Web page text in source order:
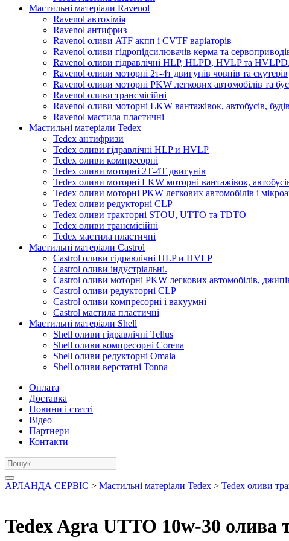
Мастильні матеріали Ravenol
Ravenol автохімія
Ravenol антифриз
Ravenol оливи ATF акпп і CVTF варіаторів
Ravenol оливи гідропідсилювачів керма та
Ravenol оливи гідравлічні HLP, HLPD, HVLP та HVLPD.
Ravenol оливи моторні 2т-4т двигунів човнів та скутерів
Ravenol оливи моторні PKW легкових автомобілів та
Ravenol оливи трансмісійні
Ravenol оливи моторні LKW вантажівок, автобусів,
Ravenol мастила пластичні
Мастильні матеріали Tedex
Tedex антифризи
Tedex оливи гідравлічні HLP и HVLP
Tedex оливи компресорні
Tedex оливи моторні 2Т-4Т двигунів
Tedex оливи моторні LKW моторні вантажівок,
Tedex оливи моторні PKW легкових автомобілів і
Tedex оливи редукторні CLP
Tedex оливи тракторні STOU, UTTO та TDTO
Tedex оливи трансмісійні
Tedex мастила пластичні
Мастильні матеріали Castrol
Castrol оливи гідравлічні HLP и HVLP
Castrol оливи індустріальні.
Castrol оливи моторні PKW легкових автомобілів,
Castrol оливи редукторні CLP
Castrol оливи компресорні і вакуумні
Castrol мастила пластичні
Мастильні матеріали Shell
Shell оливи гідравлічні Tellus
Shell оливи компресорні Corena
Shell оливи редукторні Omala
Shell оливи верстатні Tonna
Оплата
Доставка
Новини і статті
Відео
Партнери
Контакти
АРЛАНДА СЕРВІС > Мастильні матеріали Tedex > Tedex оливи
Tedex Agra UTTO 10w-30 олива